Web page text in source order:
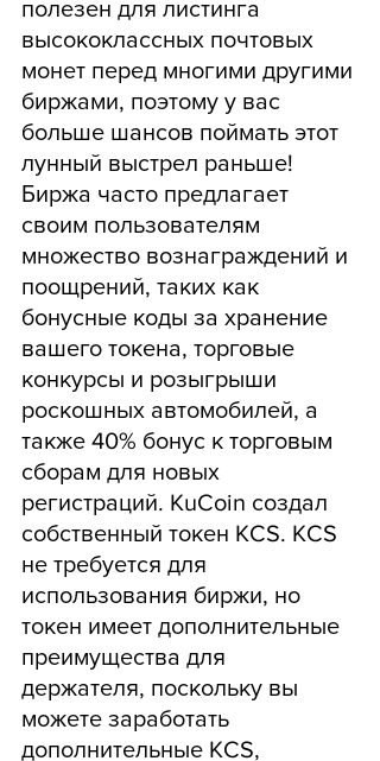
полезен для листинга
высококлассных почтовых
монет перед многими другими
биржами, поэтому у вас
больше шансов поймать этот
лунный выстрел раньше!
Биржа часто предлагает
своим пользователям
множество вознаграждений и
поощрений, таких как
бонусные коды за хранение
вашего токена, торговые
конкурсы и розыгрыши
роскошных автомобилей, а
также 40% бонус к торговым
сборам для новых
регистраций. KuCoin создал
собственный токен KCS. KCS
не требуется для
использования биржи, но
токен имеет дополнительные
преимущества для
держателя, поскольку вы
можете заработать
дополнительные KCS,